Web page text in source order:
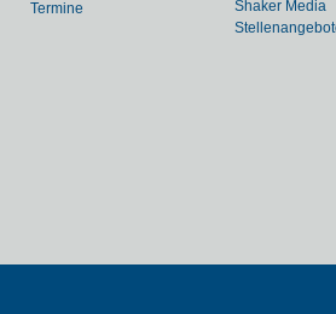
Termine
Shaker Media